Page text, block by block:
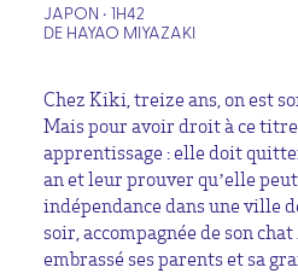
JAPON • 1H42
DE HAYAO MIYAZAKI
Chez Kiki, treize ans, on est
Mais pour avoir droit à ce
apprentissage : elle doit
an et leur prouver qu’elle
indépendance dans une ville
soir, accompagnée de son
embrassé ses parents et sa